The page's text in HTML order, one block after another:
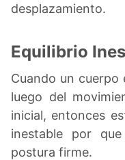
desplazamiento.
Equilibrio
Cuando un cuerpo
luego del
inicial, entonces
inestable por
postura firme.